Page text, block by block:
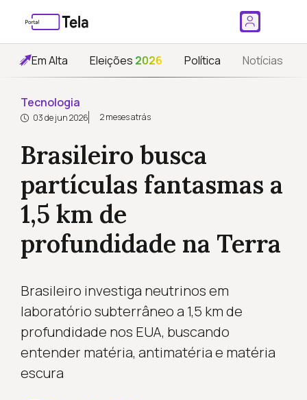
Em Alta Eleições 2026 Política Notícias
Tecnologia
03 de jun 2026 2 meses atrás
Brasileiro busca
partículas fantasmas a
1,5 km de
profundidade na Terra
Brasileiro investiga neutrinos em
laboratório subterrâneo a 1,5 km de
profundidade nos EUA, buscando
entender matéria, antimatéria e matéria
escura